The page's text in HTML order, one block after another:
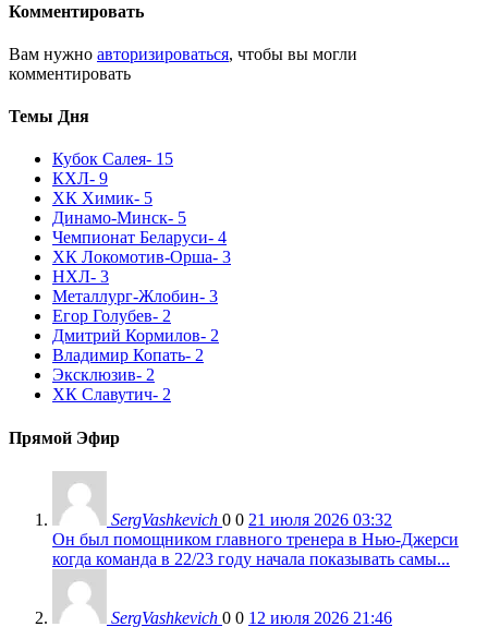
Комментировать
Вам нужно авторизироваться, чтобы вы могли
комментировать
Темы Дня
Кубок Салея- 15
КХЛ- 9
ХК Химик- 5
Динамо-Минск- 5
Чемпионат Беларуси- 4
ХК Локомотив-Орша- 3
НХЛ- 3
Металлург-Жлобин- 3
Егор Голубев- 2
Дмитрий Кормилов- 2
Владимир Копать- 2
Эксклюзив- 2
ХК Славутич- 2
Прямой Эфир
SergVashkevich 0 0 21 июля 2026 03:32
Он был помощником главного тренера в Нью-Джерси
когда команда в 22/23 году начала показывать самы...
SergVashkevich 0 0 12 июля 2026 21:46